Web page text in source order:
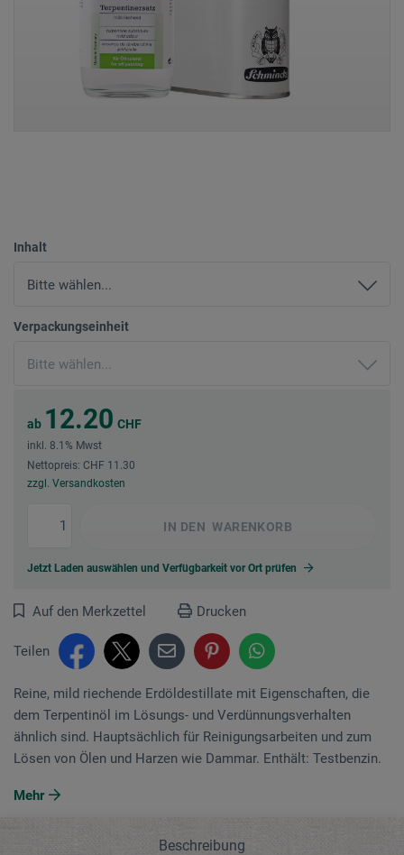
Inhalt
Verpackungseinheit
ab 12.20 CHF
inkl. 8.1% Mwst
Nettopreis: CHF 11.30
zzgl. Versandkosten
IN DEN WARENKORB
Jetzt Laden auswählen und Verfügbarkeit vor Ort prüfen
Auf den Merkzettel Drucken
Teilen
Reine, mild riechende Erdöldestillate mit Eigenschaften, die
dem Terpentinöl im Lösungs- und Verdünnungsverhalten
ähnlich sind. Hauptsächlich für Reinigungsarbeiten und zum
Lösen von Ölen und Harzen wie Dammar. Enthält: Testbenzin.
Mehr
Beschreibung